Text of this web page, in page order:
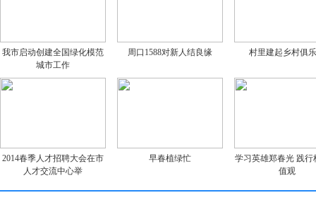
我市启动创建全国绿化模范
城市工作
周口1588对新人结良缘 村里建起乡村俱
2014春季人才招聘大会在市
人才交流中心举
早春植绿忙
学习英雄郑春光 践行
值观